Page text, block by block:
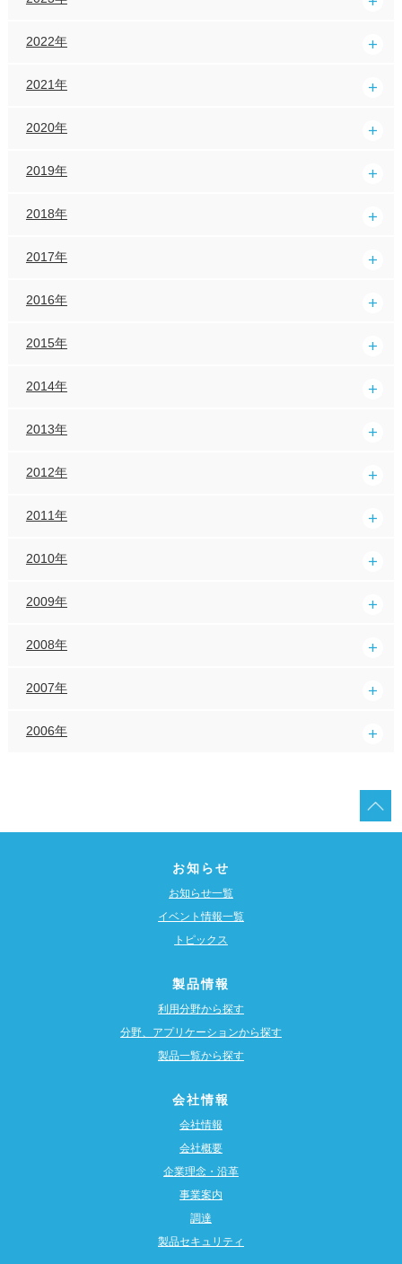
2022年
2021年
2020年
2019年
2018年
2017年
2016年
2015年
2014年
2013年
2012年
2011年
2010年
2009年
2008年
2007年
2006年
お知らせ
お知らせ一覧
イベント情報一覧
トピックス
製品情報
利用分野から探す
分野、アプリケーションから探す
製品一覧から探す
会社情報
会社情報
会社概要
企業理念・沿革
事業案内
調達
製品セキュリティ